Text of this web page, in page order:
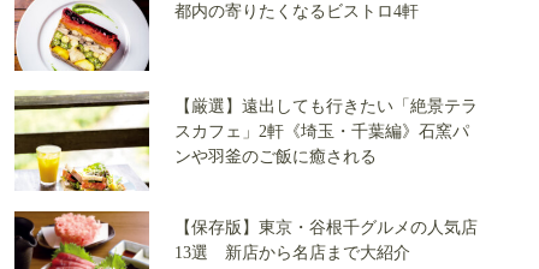
都内の寄りたくなるビストロ4軒
【厳選】遠出しても行きたい「絶景テラ
スカフェ」2軒《埼玉・千葉編》石窯パ
ンや羽釜のご飯に癒される
【保存版】東京・谷根千グルメの人気店
13選 新店から名店まで大紹介